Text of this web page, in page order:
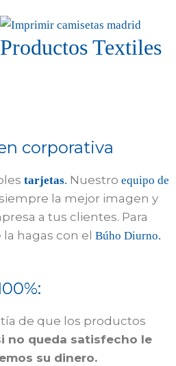
Productos Textiles
corporativa
tarjetas. Nuestro equipo de
la mejor imagen y
a tus clientes. Para
hagas con el Búho Diurno.
de que los productos
no queda satisfecho le
su dinero.